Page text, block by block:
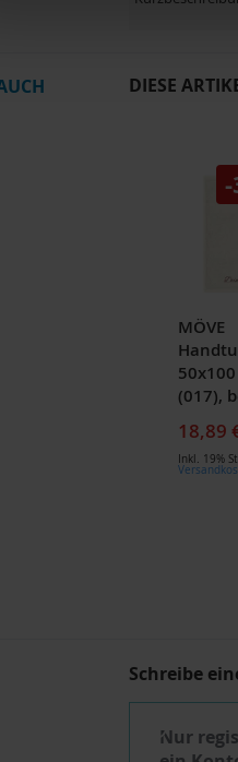
DIESE
MÖVE
(017),
18,89
Inkl. 19%
Schreibe
Nur